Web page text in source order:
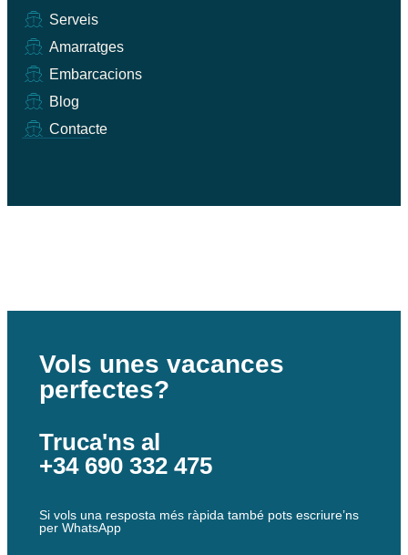
Serveis
Amarratges
Embarcacions
Blog
Contacte
Vols unes vacances
perfectes?
Truca'ns al
+34 690 332 475
Si vols una resposta més ràpida també pots escriure’ns
per WhatsApp